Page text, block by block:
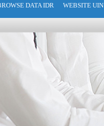
DATA IDR WEBSITE